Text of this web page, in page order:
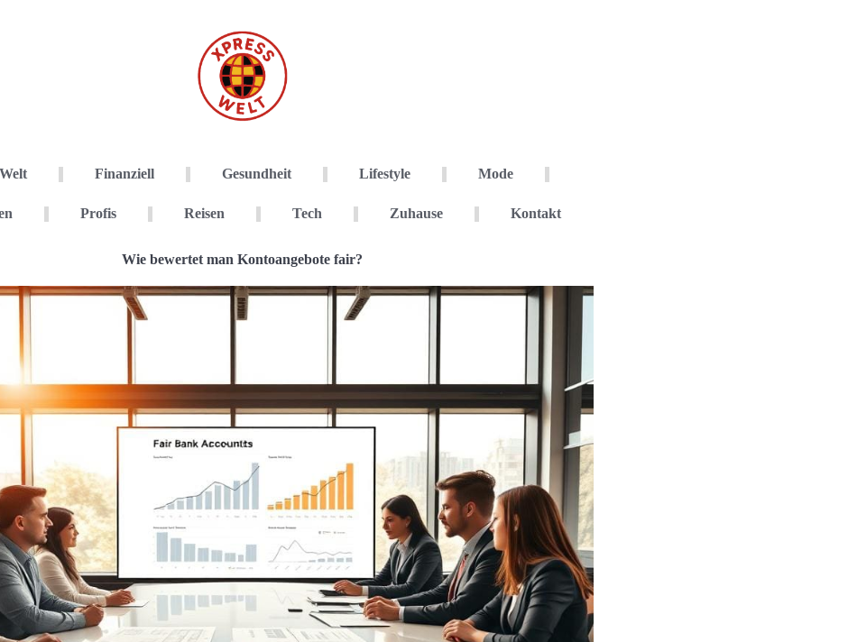
Finanziell Gesundheit Lifestyle Mode
Profis Reisen Tech Zuhause Kontakt
Wie bewertet man Kontoangebote fair?